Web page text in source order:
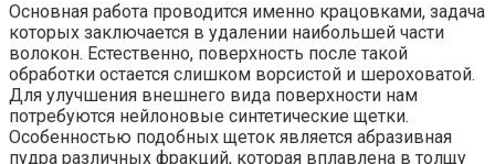
Основная работа проводится именно крацовками, задача
которых заключается в удалении наибольшей части
волокон. Естественно, поверхность после такой
обработки остается слишком ворсистой и шероховатой.
Для улучшения внешнего вида поверхности нам
потребуются нейлоновые синтетические щетки.
Особенностью подобных щеток является абразивная
пудра различных фракций, которая вплавлена в толщу